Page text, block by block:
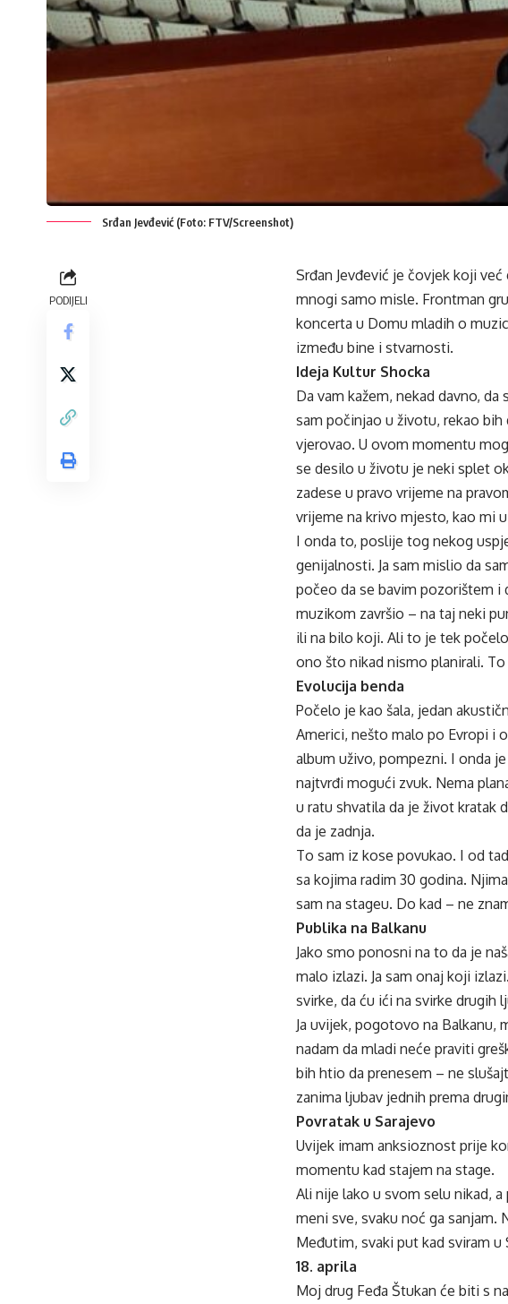
Srđan Jevđević (Foto: FTV/Screenshot)
PODIJELI
Srđan Jevđević je čovjek koji
mnogi samo misle. Frontman
koncerta u Domu mladih o
između bine i stvarnosti.
Ideja Kultur Shocka
Da vam kažem, nekad davno,
sam počinjao u životu, rekao bih
vjerovao. U ovom momentu
se desilo u životu je neki splet
zadese u pravo vrijeme na
vrijeme na krivo mjesto, kao mi
I onda to, poslije tog nekog
genijalnosti. Ja sam mislio da
počeo da se bavim pozorištem i
muzikom završio – na taj neki
ili na bilo koji. Ali to je tek
ono što nikad nismo planirali.
Evolucija benda
Počelo je kao šala, jedan
Americi, nešto malo po Evropi i
album uživo, pompezni. I onda
najtvrđi mogući zvuk. Nema
u ratu shvatila da je život kratak
da je zadnja.
To sam iz kose povukao. I od
sa kojima radim 30 godina.
sam na stageu. Do kad – ne
Publika na Balkanu
Jako smo ponosni na to da je
malo izlazi. Ja sam onaj koji
svirke, da ću ići na svirke drugih
Ja uvijek, pogotovo na Balkanu,
nadam da mladi neće praviti
bih htio da prenesem – ne
zanima ljubav jednih prema
Povratak u Sarajevo
Uvijek imam anksioznost prije
momentu kad stajem na stage.
Ali nije lako u svom selu nikad,
meni sve, svaku noć ga sanjam.
Međutim, svaki put kad sviram
18. aprila
Moj drug Feđa Štukan će biti s